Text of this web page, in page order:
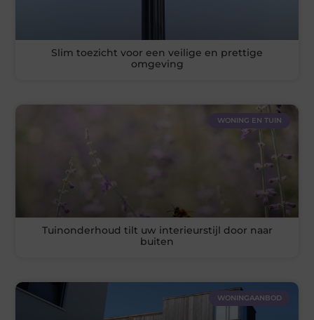
Slim toezicht voor een veilige en prettige
omgeving
WONING EN TUIN
Tuinonderhoud tilt uw interieurstijl door naar
buiten
WONINGAANBOD